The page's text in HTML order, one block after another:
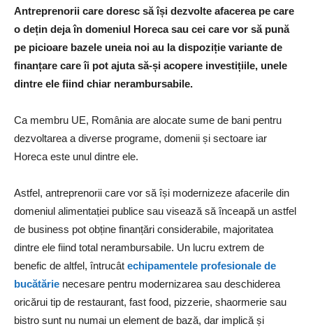
Antreprenorii care doresc să își dezvolte afacerea pe care
o dețin deja în domeniul Horeca sau cei care vor să pună
pe picioare bazele uneia noi au la dispoziție variante de
finanțare care îi pot ajuta să-și acopere investițiile, unele
dintre ele fiind chiar nerambursabile.
Ca membru UE, România are alocate sume de bani pentru
dezvoltarea a diverse programe, domenii și sectoare iar
Horeca este unul dintre ele.
Astfel, antreprenorii care vor să își modernizeze afacerile din
domeniul alimentației publice sau visează să înceapă un astfel
de business pot obține finanțări considerabile, majoritatea
dintre ele fiind total nerambursabile. Un lucru extrem de
benefic de altfel, întrucât echipamentele profesionale de
bucătărie necesare pentru modernizarea sau deschiderea
oricărui tip de restaurant, fast food, pizzerie, shaormerie sau
bistro sunt nu numai un element de bază, dar implică și